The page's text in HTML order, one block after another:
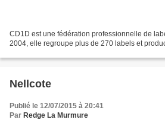
CD1D est une fédération professionnelle de
2004, elle regroupe plus de 270 labels et
Nellcote
Publié le 12/07/2015 à 20:41
Par Redge La Murmure